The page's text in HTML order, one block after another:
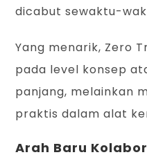
dicabut sewaktu-
Yang menarik, Zero
pada level konsep
panjang, melainkan
praktis dalam alat
Arah Baru